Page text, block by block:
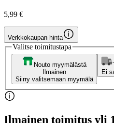
5,99 €
Verkkokaupan hinta
Valitse toimitustapa
Nouto myymälästä
Ilmainen
Siirry valitsemaan myymälä
Ei
Ilmainen toimitus yli